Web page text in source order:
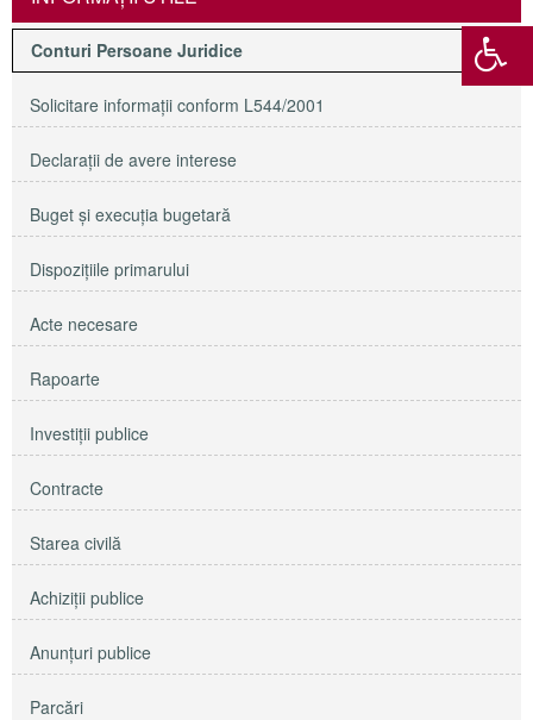
Conturi Persoane Juridice
Solicitare informaţii conform L544/2001
Declaraţii de avere interese
Buget şi execuţia bugetară
Dispoziţiile primarului
Acte necesare
Rapoarte
Investiţii publice
Contracte
Starea civilă
Achiziţii publice
Anunţuri publice
Parcări